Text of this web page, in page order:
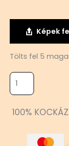
Képek
Tölts fel 5
100%